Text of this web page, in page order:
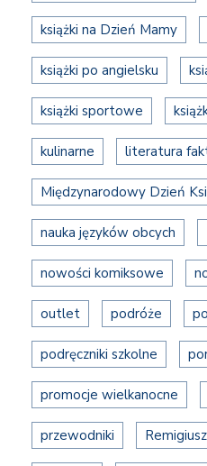
książki na Dzień Mamy
książki po angielsku
książki sportowe
kulinarne literatura
Międzynarodowy Dzień
nauka języków obcych
nowości komiksowe
outlet podróże
podręczniki szkolne
promocje wielkanocne
przewodniki